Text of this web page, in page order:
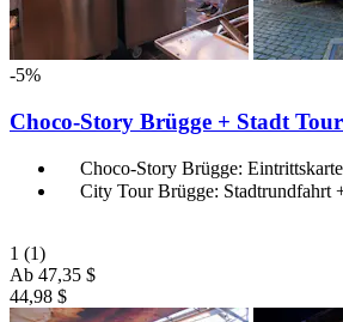
-5%
Choco-Story Brügge + Stadt
Choco-Story Brügge:
City Tour Brügge: Stadtrundfahrt
1 (1)
Ab 47,35 $
44,98 $